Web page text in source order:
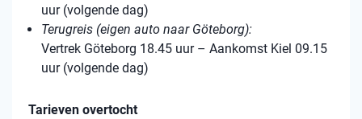
uur (volgende dag)
Terugreis (eigen auto naar Göteborg):
Vertrek Göteborg 18.45 uur – Aankomst Kiel 09.15
uur (volgende dag)
Tarieven overtocht